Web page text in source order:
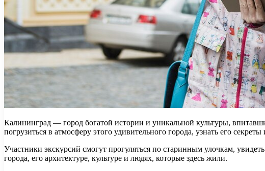
Калининград — город богатой истории и уникальной культуры,
погрузиться в атмосферу этого удивительного города, узнать его секреты
Участники экскурсий смогут прогуляться по старинным улочкам,
города, его архитектуре, культуре и людях, которые здесь жили.